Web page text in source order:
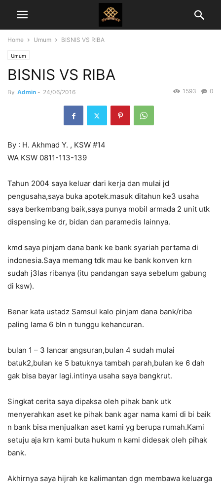
Home Umum BISNIS VS RIBA
Umum
BISNIS VS RIBA
By Admin - 24/06/2016 0
1593
By : H. Akhmad Y. , KSW #14
WA KSW 0811-113-139
Tahun 2004 saya keluar dari kerja dan mulai jd
pengusaha,saya buka apotek.masuk ditahun ke3 usaha
saya berkembang baik,saya punya mobil armada 2 unit utk
dispensing ke dr, bidan dan paramedis lainnya.
kmd saya pinjam dana bank ke bank syariah pertama di
indonesia.Saya memang tdk mau ke bank konven krn
sudah j3las ribanya (itu pandangan saya sebelum gabung
di ksw).
Benar kata ustadz Samsul kalo pinjam dana bank/riba
paling lama 6 bln n tunggu kehancuran.
bulan 1 – 3 lancar angsuran,bulan 4 sudah mulai
batuk2,bulan ke 5 batuknya tambah parah,bulan ke 6 dah
gak bisa bayar lagi.intinya usaha saya bangkrut.
Singkat cerita saya dipaksa oleh pihak bank utk
menyerahkan aset ke pihak bank agar nama kami di bi baik
n bank bisa menjualkan aset kami yg berupa rumah.Kami
setuju aja krn kami buta hukum n kami didesak oleh pihak
bank.
Akhirnya saya hijrah ke kalimantan dgn membawa keluarga